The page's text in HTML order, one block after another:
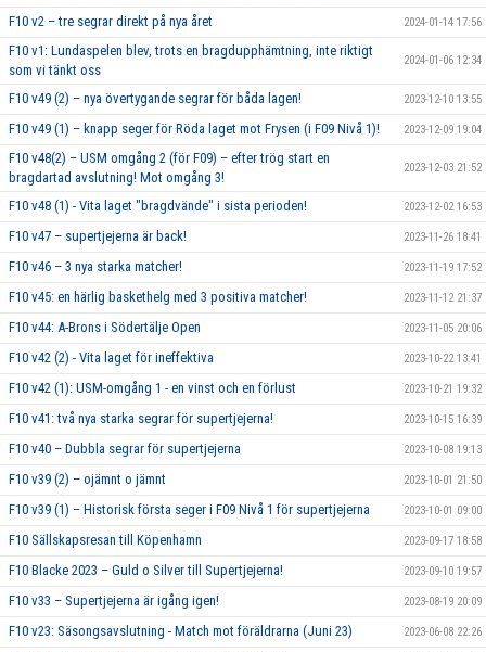
F10 v2 – tre segrar direkt på nya året 2024-01-14 17:56
F10 v1: Lundaspelen blev, trots en bragdupphämtning, inte riktigt
som vi tänkt oss
2024-01-06 12:34
F10 v49 (2) – nya övertygande segrar för båda lagen! 2023-12-10 13:55
F10 v49 (1) – knapp seger för Röda laget mot Frysen (i F09 Nivå 1)! 2023-12-09 19:04
F10 v48(2) – USM omgång 2 (för F09) – efter trög start en
bragdartad avslutning! Mot omgång 3!
2023-12-03 21:52
F10 v48 (1) - Vita laget "bragdvände" i sista perioden! 2023-12-02 16:53
F10 v47 – supertjejerna är back! 2023-11-26 18:41
F10 v46 – 3 nya starka matcher! 2023-11-19 17:52
F10 v45: en härlig baskethelg med 3 positiva matcher! 2023-11-12 21:37
F10 v44: A-Brons i Södertälje Open 2023-11-05 20:06
F10 v42 (2) - Vita laget för ineffektiva 2023-10-22 13:41
F10 v42 (1): USM-omgång 1 - en vinst och en förlust 2023-10-21 19:32
F10 v41: två nya starka segrar för supertjejerna! 2023-10-15 16:39
F10 v40 – Dubbla segrar för supertjejerna 2023-10-08 19:13
F10 v39 (2) – ojämnt o jämnt 2023-10-01 21:50
F10 v39 (1) – Historisk första seger i F09 Nivå 1 för supertjejerna 2023-10-01 09:00
F10 Sällskapsresan till Köpenhamn 2023-09-17 18:58
F10 Blacke 2023 – Guld o Silver till Supertjejerna! 2023-09-10 19:57
F10 v33 – Supertjejerna är igång igen! 2023-08-19 20:09
F10 v23: Säsongsavslutning - Match mot föräldrarna (Juni 23) 2023-06-08 22:26